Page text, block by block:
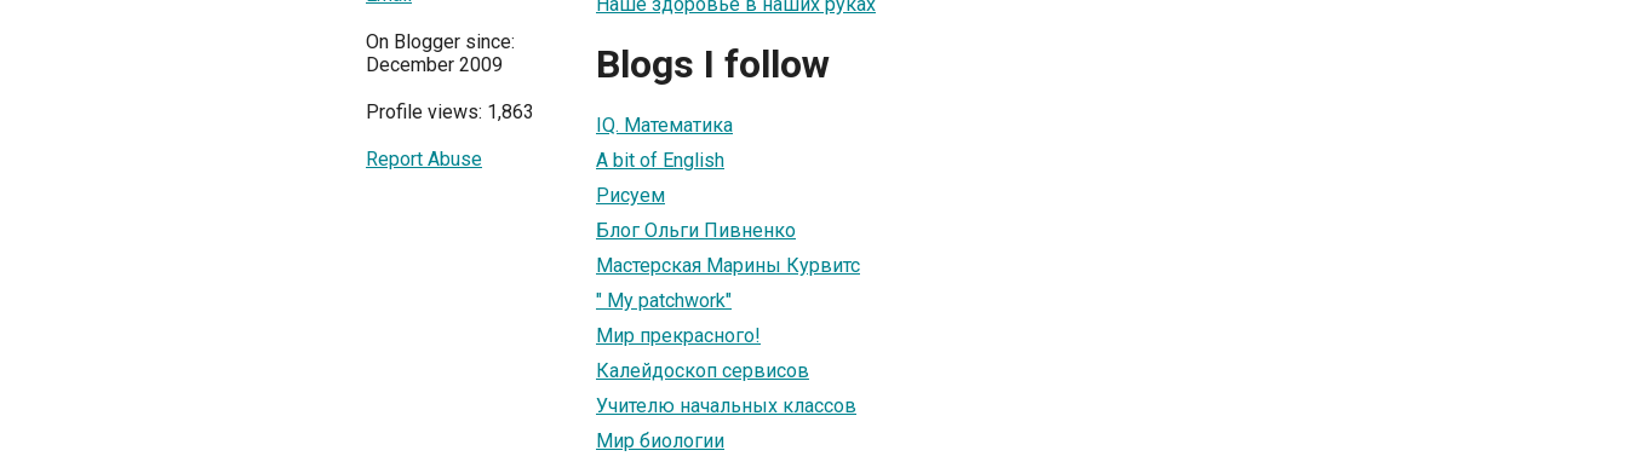
On Blogger since:
December 2009
Profile views: 1,863
Report Abuse
Blogs I follow
IQ. Математика
A bit of English
Рисуем
Блог Ольги Пивненко
Мастерская Марины Курвитс
" My patchwork"
Мир прекрасного!
Калейдоскоп сервисов
Учителю начальных классов
Мир биологии